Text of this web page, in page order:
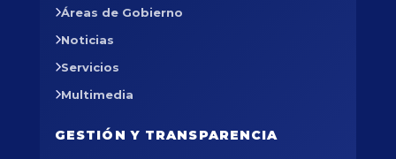
Áreas de Gobierno
Noticias
Servicios
Multimedia
GESTIÓN Y TRANSPARENCIA